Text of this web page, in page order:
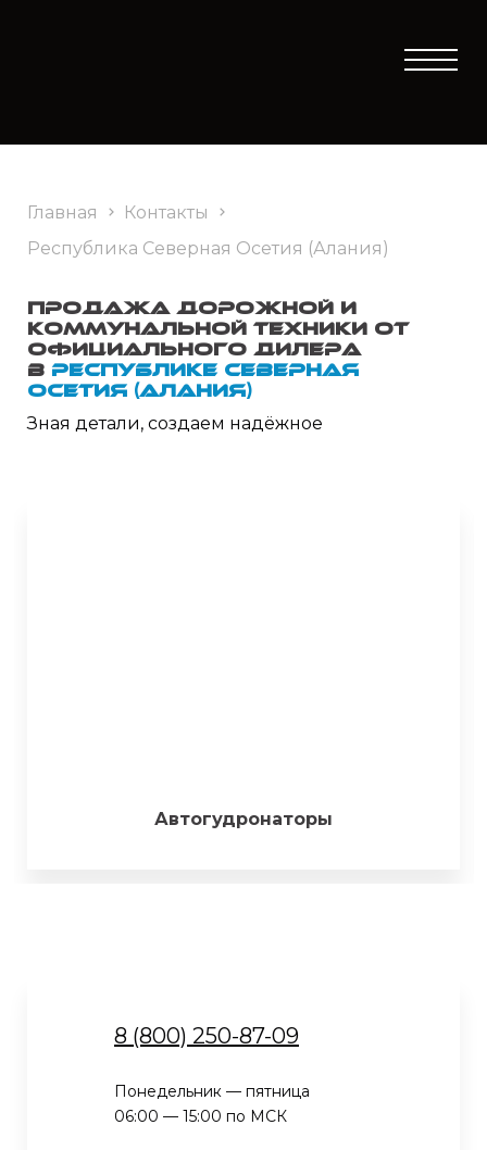
Главная
Контакты
Республика Северная Осетия (Алания)
Продажа дорожной и
коммунальной техники от
официального дилера
в Республике Северная
Осетия (Алания)
Зная детали, создаем надёжное
Автогудронаторы
8 (800) 250-87-09
Понедельник — пятница
06:00 — 15:00 по МСК